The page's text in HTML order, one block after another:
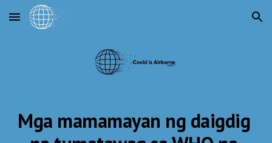
Skip to main content Skip to navigation
Mga mamamayan ng daigdig